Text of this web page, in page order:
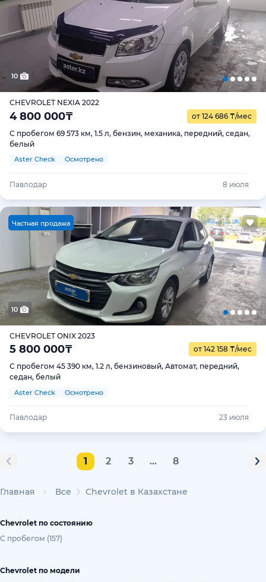
10
CHEVROLET NEXIA 2022
4 800 000₸ от 124 686 ₸/мес
С пробегом 69 573 км, 1.5 л, бензин, механика, передний, седан,
белый
Aster Check Осмотрено
Павлодар 8 июля
Частная продажа
10
CHEVROLET ONIX 2023
5 800 000₸ от 142 158 ₸/мес
С пробегом 45 390 км, 1.2 л, бензиновый, Автомат, передний,
седан, белый
Aster Check Осмотрено
Павлодар 23 июля
1 2 3 ... 8
Главная Все Chevrolet в Казахстане
Chevrolet по состоянию
С пробегом (157)
Chevrolet по модели